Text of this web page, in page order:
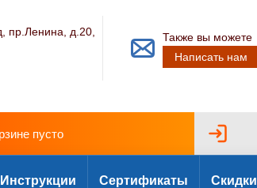
пр.Ленина, д.20,
Также вы можете
Написать нам
пусто
Инструкции Сертификаты Скидки